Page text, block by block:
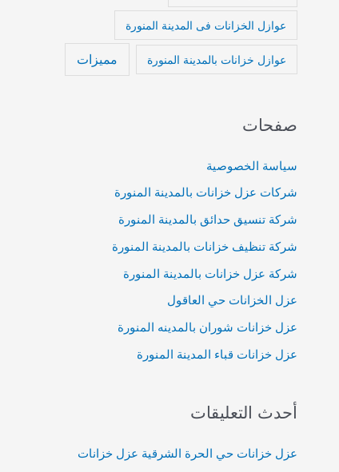
عوازل الخزانات فى المدينة المنورة
عوازل خزانات بالمدينة المنورة مميزات
صفحات
سياسة الخصوصية
شركات عزل خزانات بالمدينة المنورة
شركة تنسيق حدائق بالمدينة المنورة
شركة تنظيف خزانات بالمدينة المنورة
شركة عزل خزانات بالمدينة المنورة
عزل الخزانات حي العاقول
عزل خزانات شوران بالمدينه المنورة
عزل خزانات قباء المدينة المنورة
أحدث التعليقات
عزل خزانات حي الحرة الشرقية عزل خزانات